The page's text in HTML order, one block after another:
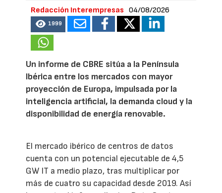
Redacción Interempresas 04/08/2026
1999
Un informe de CBRE sitúa a la Península
Ibérica entre los mercados con mayor
proyección de Europa, impulsada por la
inteligencia artificial, la demanda cloud y la
disponibilidad de energía renovable.
El mercado ibérico de centros de datos
cuenta con un potencial ejecutable de 4,5
GW IT a medio plazo, tras multiplicar por
más de cuatro su capacidad desde 2019. Así